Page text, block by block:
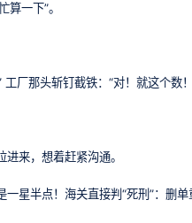
一下”。
厂那头斩钉截铁：“对！就这个数
来，想着赶紧沟通。
半点！海关直接判“死刑”：删单